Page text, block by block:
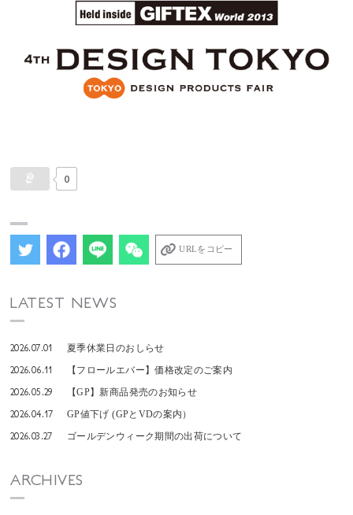
0
URLをコピー
LATEST NEWS
2026.07.01 夏季休業日のおしらせ
2026.06.11 【フロールエバー】価格改定のご案内
2026.05.29 【GP】新商品発売のお知らせ
2026.04.17 GP値下げ (GPとVDの案内）
2026.03.27 ゴールデンウィーク期間の出荷について
ARCHIVES